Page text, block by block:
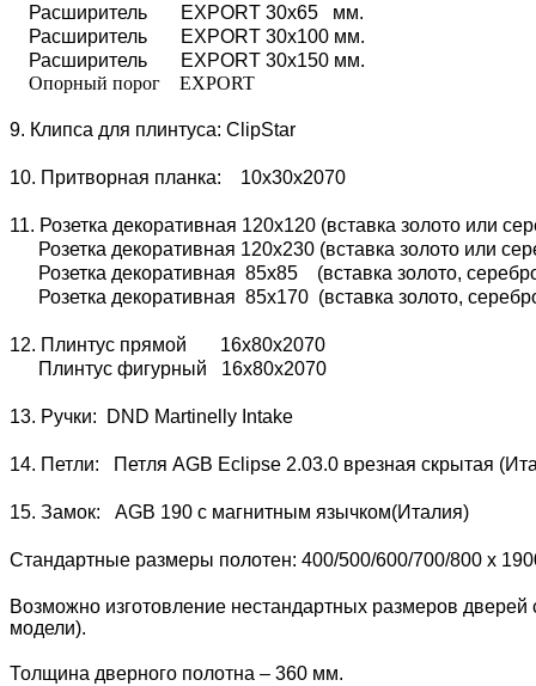
Расширитель EXPORT 30х65 мм.
Расширитель EXPORT 30х100 мм.
Расширитель EXPORT 30х150 мм.
Опорный порог EXPORT
9. Клипса для плинтуса: ClipStar
10. Притворная планка: 10х30х2070
11. Розетка декоративная 120х120 (вставка золото или
Розетка декоративная 120х230 (вставка золото или
Розетка декоративная 85х85 (вставка золото,
Розетка декоративная 85х170 (вставка золото,
12. Плинтус прямой 16х80х2070
Плинтус фигурный 16х80х2070
13. Ручки: DND Martinelly Intake
14. Петли: Петля AGB Eclipse 2.03.0 врезная скрытая
15. Замок: AGB 190 с магнитным язычком(Италия)
Стандартные размеры полотен: 400/500/600/700/800 x
Возможно изготовление нестандартных размеров
модели).
Толщина дверного полотна – 360 мм.